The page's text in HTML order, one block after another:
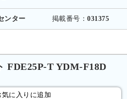
ンター 掲載番号：031375
FDE25P-T YDM-F18D
気に入りに追加